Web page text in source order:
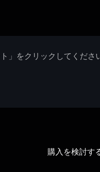
をクリックしてくださ
購入を検討す